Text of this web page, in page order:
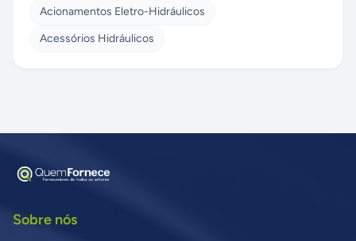
Acionamentos Eletro-Hidráulicos
Acessórios Hidráulicos
Sobre nós